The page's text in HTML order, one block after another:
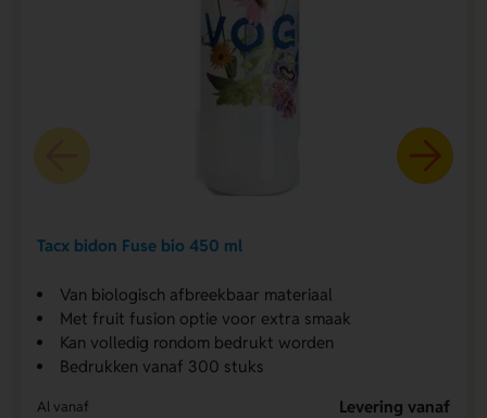
Tacx bidon Fuse bio 450 ml
Van biologisch afbreekbaar materiaal
Met fruit fusion optie voor extra smaak
Kan volledig rondom bedrukt worden
Bedrukken vanaf 300 stuks
Al vanaf
Levering vanaf